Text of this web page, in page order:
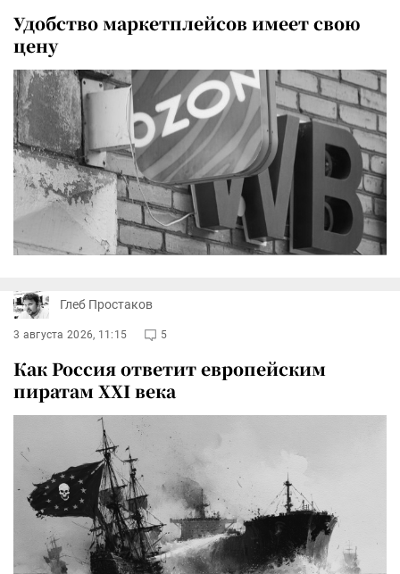
Удобство маркетплейсов имеет свою
цену
Глеб Простаков
3 августа 2026, 11:15 5
Как Россия ответит европейским
пиратам XXI века